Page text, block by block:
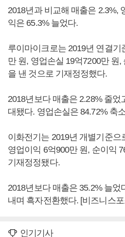
2018년과 비교해 매출은 2.3%,
익은 65.3% 늘었다.
루이마이크로는 2019년 연결기
만 원, 영업손실 19억7200만 원,
을 낸 것으로 기재정정했다.
2018년보다 매출은 2.28% 줄었
대됐다. 영업손실은 84.72% 축
이화전기는 2019년 개별기준으
영업이익 6억900만 원, 순이익
기재정정됐다.
2018년보다 매출은 35.2% 늘
내며 흑자전환했다. [비즈니스
인기기사